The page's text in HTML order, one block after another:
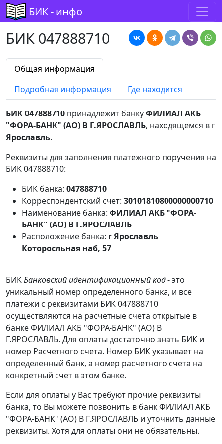
БИК - инфо
БИК 047888710
Общая информация
Подробная информация
Где находится
БИК 047888710 принадлежит банкуФИЛИАЛ АКБ
"ФОРА-БАНК" (АО) В Г.ЯРОСЛАВЛЬ, находящемся в г
Ярославль.
Реквизиты для заполнения платежного поручения на
БИК 047888710:
БИК банка: 047888710
Корреспондентский счет: 30101810800000000710
Наименование банка: ФИЛИАЛ АКБ "ФОРА-
БАНК" (АО) В Г.ЯРОСЛАВЛЬ
Расположение банка: г Ярославль
Которосльная наб, 57
БИКБанковский идентификационный код- это
уникальный номер определенного банка, и все
платежи с реквизитами БИК 047888710
осуществляются на расчетные счета открытые в
банке ФИЛИАЛ АКБ "ФОРА-БАНК" (АО) В
Г.ЯРОСЛАВЛЬ. Для оплаты достаточно знать БИК и
номер Расчетного счета. Номер БИК указывает на
определенный банк, а номер расчетного счета на
конкретный счет в этом банке.
Если для оплаты у Вас требуют прочие реквизиты
банка, то Вы можете позвонить в банк ФИЛИАЛ АКБ
"ФОРА-БАНК" (АО) В Г.ЯРОСЛАВЛЬ и уточнить данные
реквизиты. Хотя для оплаты они не обязательны.